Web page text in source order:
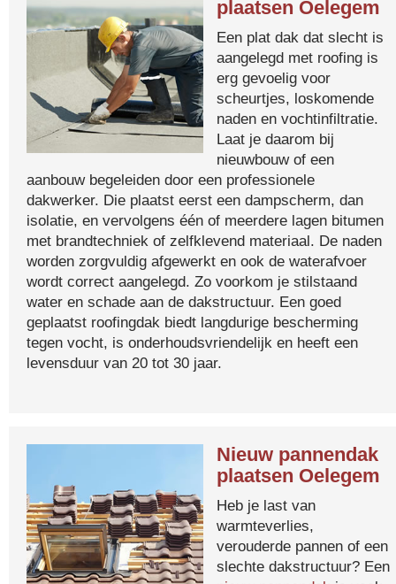
plaatsen Oelegem
Een plat dak dat slecht is
aangelegd met roofing is
erg gevoelig voor
scheurtjes, loskomende
naden en vochtinfiltratie.
Laat je daarom bij
nieuwbouw of een
aanbouw begeleiden door een professionele
dakwerker. Die plaatst eerst een dampscherm, dan
isolatie, en vervolgens één of meerdere lagen bitumen
met brandtechniek of zelfklevend materiaal. De naden
worden zorgvuldig afgewerkt en ook de waterafvoer
wordt correct aangelegd. Zo voorkom je stilstaand
water en schade aan de dakstructuur. Een goed
geplaatst roofingdak biedt langdurige bescherming
tegen vocht, is onderhoudsvriendelijk en heeft een
levensduur van 20 tot 30 jaar.
Nieuw pannendak
plaatsen Oelegem
Heb je last van
warmteverlies,
verouderde pannen of een
slechte dakstructuur? Een